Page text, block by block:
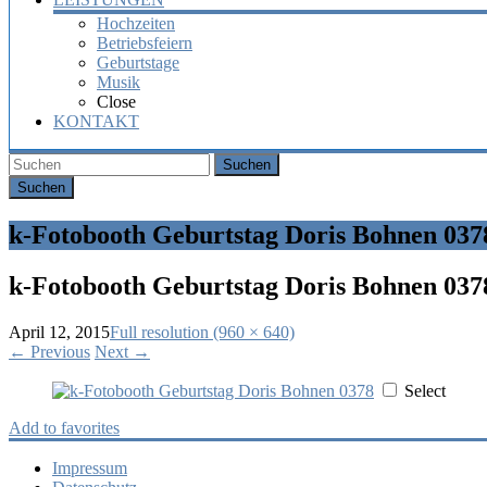
Hochzeiten
Betriebsfeiern
Geburtstage
Musik
Close
KONTAKT
Suchen
k-Fotobooth Geburtstag Doris Bohnen
k-Fotobooth Geburtstag Doris Bohnen
April 12, 2015Full resolution (960 × 640)
← Previous Next →
Select
Add to favorites
Impressum